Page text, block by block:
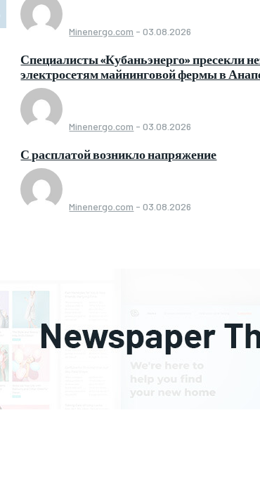
Minenergo.com - 03.08.2026
Специалисты «Кубаньэнерго» пресекли
электросетям майнинговой фермы в
Minenergo.com - 03.08.2026
С расплатой возникло напряжение
Minenergo.com - 03.08.2026